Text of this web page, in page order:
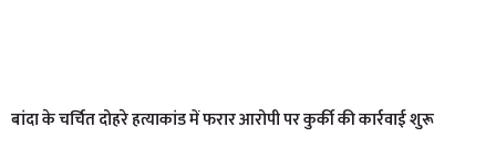
बांदा के चर्चित दोहरे हत्याकांड में फरार आरोपी पर कुर्की की कार्रवाई शुरू